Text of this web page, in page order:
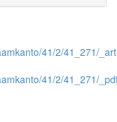
41/2/41_271/
41/2/41_271/